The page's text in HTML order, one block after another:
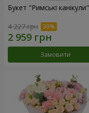
Букет "Римські канікули"
4 227 грн
Замовити